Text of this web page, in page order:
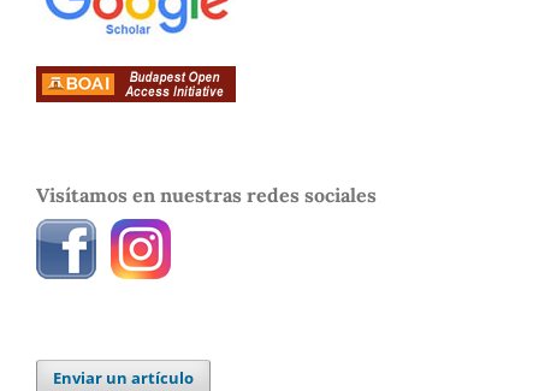
Visítamos en nuestras redes sociales
Enviar un artículo